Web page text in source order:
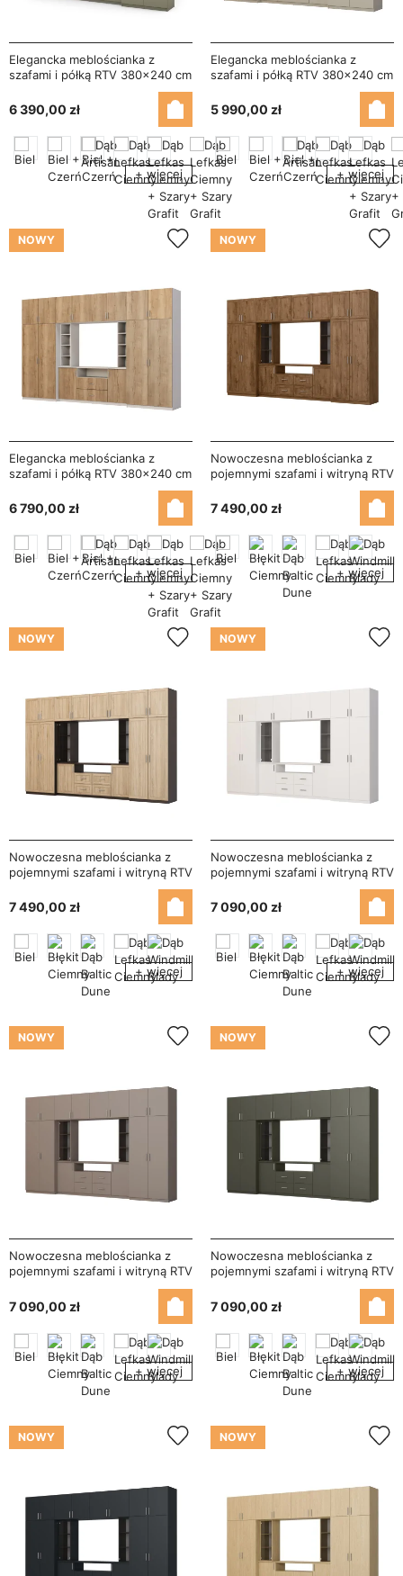
Elegancka meblościanka z
szafami i półką RTV 380×240 cm
6 390,00 zł
+ więcej
Elegancka meblościanka z
szafami i półką RTV 380×240 cm
5 990,00 zł
+ więcej
NOWY
Elegancka meblościanka z
szafami i półką RTV 380×240 cm
Szary Jasny / Dąb Halifax –
DAKO
6 790,00 zł
+ więcej
NOWY
Nowoczesna meblościanka z
pojemnymi szafami i witryną RTV
NESTO
7 490,00 zł
+ więcej
NOWY
Nowoczesna meblościanka z
pojemnymi szafami i witryną RTV
380×240 cm Sonoma Ciemna /
Sonoma Jasna – NESTO
7 490,00 zł
+ więcej
NOWY
Nowoczesna meblościanka z
pojemnymi szafami i witryną RTV
7 090,00 zł
+ więcej
NOWY
Nowoczesna meblościanka z
pojemnymi szafami i witryną RTV
380×240 cm Sepia – NESTO
7 090,00 zł
+ więcej
NOWY
Nowoczesna meblościanka z
pojemnymi szafami i witryną RTV
380×240 cm Szary Grafit –
NESTO
7 090,00 zł
+ więcej
NOWY NOWY